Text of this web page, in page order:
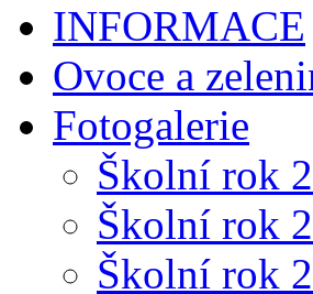
INFORMACE
Ovoce a
Fotogalerie
Školní rok
Školní rok
Školní rok